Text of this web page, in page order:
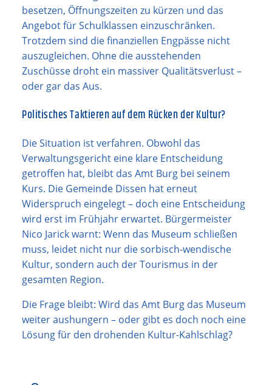
besetzen, Öffnungszeiten zu kürzen und das
Angebot für Schulklassen einzuschränken.
Trotzdem sind die finanziellen Engpässe nicht
auszugleichen. Ohne die ausstehenden
Zuschüsse droht ein massiver Qualitätsverlust –
oder gar das Aus.
Politisches Taktieren auf dem Rücken der Kultur?
Die Situation ist verfahren. Obwohl das
Verwaltungsgericht eine klare Entscheidung
getroffen hat, bleibt das Amt Burg bei seinem
Kurs. Die Gemeinde Dissen hat erneut
Widerspruch eingelegt – doch eine Entscheidung
wird erst im Frühjahr erwartet. Bürgermeister
Nico Jarick warnt: Wenn das Museum schließen
muss, leidet nicht nur die sorbisch-wendische
Kultur, sondern auch der Tourismus in der
gesamten Region.
Die Frage bleibt: Wird das Amt Burg das Museum
weiter aushungern – oder gibt es doch noch eine
Lösung für den drohenden Kultur-Kahlschlag?